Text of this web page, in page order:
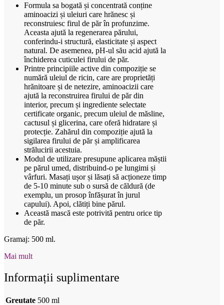
Formula sa bogată și concentrată conține
aminoacizi și uleiuri care hrănesc și
reconstruiesc firul de păr în profunzime.
Aceasta ajută la regenerarea părului,
conferindu-i structură, elasticitate și aspect
natural. De asemenea, pH-ul său acid ajută la
închiderea cuticulei firului de păr.
Printre principiile active din compoziție se
numără uleiul de ricin, care are proprietăți
hrănitoare și de netezire, aminoacizii care
ajută la reconstruirea firului de păr din
interior, precum și ingrediente selectate
certificate organic, precum uleiul de măsline,
cactusul și glicerina, care oferă hidratare și
protecție. Zahărul din compoziție ajută la
sigilarea firului de păr și amplificarea
strălucirii acestuia.
Modul de utilizare presupune aplicarea măștii
pe părul umed, distribuind-o pe lungimi și
vârfuri. Masați ușor și lăsați să acționeze timp
de 5-10 minute sub o sursă de căldură (de
exemplu, un prosop înfășurat în jurul
capului). Apoi, clătiți bine părul.
Această mască este potrivită pentru orice tip
de păr.
Gramaj: 500 ml.
Mai mult
Informații suplimentare
Greutate 500 ml